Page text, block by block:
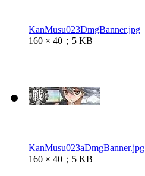
KanMusu023DmgBanner.jpg
160 × 40；5 KB
KanMusu023aDmgBanner.jpg
160 × 40；5 KB